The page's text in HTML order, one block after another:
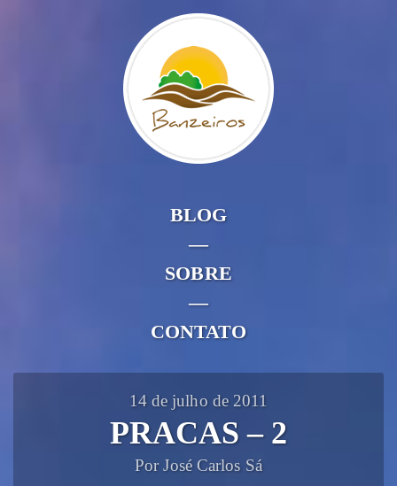
BLOG
—
SOBRE
—
CONTATO
14 de julho de 2011
PRACAS – 2
Por José Carlos Sá